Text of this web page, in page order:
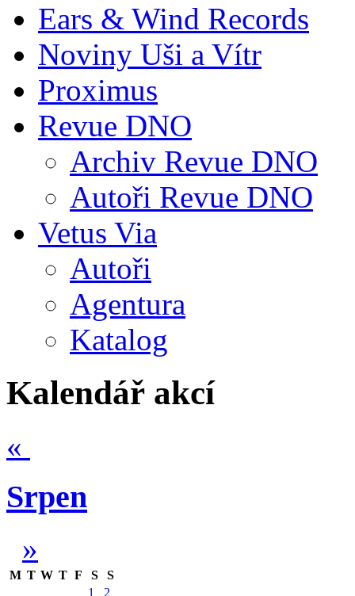
Ears & Wind Records
Noviny Uši a Vítr
Proximus
Revue DNO
Archiv Revue DNO
Autoři Revue DNO
Vetus Via
Autoři
Agentura
Katalog
Kalendář akcí
«
Srpen
»
M T W T F S
S
1
2